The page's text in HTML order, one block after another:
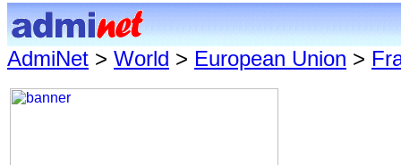
AdmiNet > World > European Union >